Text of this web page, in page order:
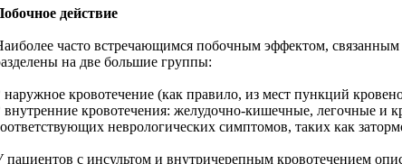
действие
часто встречающимся побочным эффектом,
на две большие группы:
наружное кровотечение (как правило, из мест пункций
внутренние кровотечения: желудочно-кишечные, легочные и
неврологических симптомов, таких как
пациентов с инсультом и внутричерепным кровотечением